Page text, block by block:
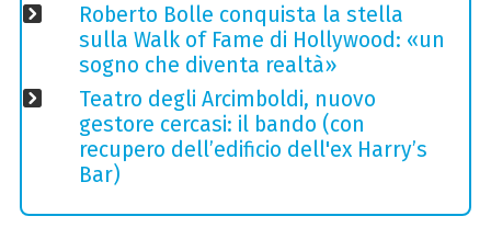
Roberto Bolle conquista la stella
sulla Walk of Fame di Hollywood: «un
sogno che diventa realtà»
Teatro degli Arcimboldi, nuovo
gestore cercasi: il bando (con
recupero dell’edificio dell'ex Harry’s
Bar)